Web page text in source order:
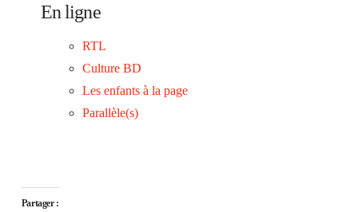
En ligne
RTL
Culture BD
Les enfants à la page
Parallèle(s)
Partager :